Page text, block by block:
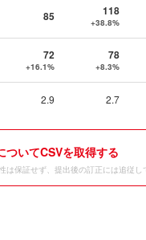
85 118
+38.8%
72
+16.1%
78
+8.3%
2.9 2.7
ついてCSVを取得する
保証せず、提出後の訂正には追従し